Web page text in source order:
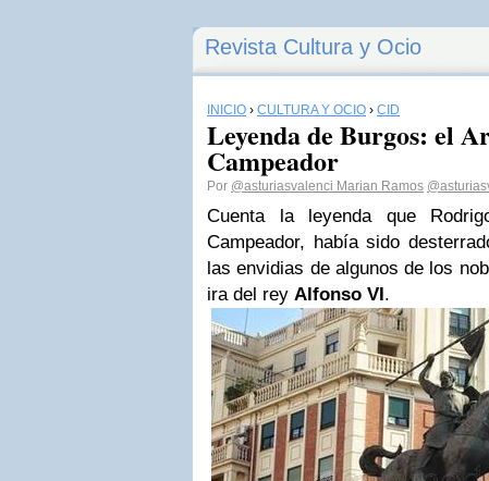
Revista Cultura y Ocio
INICIO › CULTURA Y OCIO › CID
Leyenda de Burgos: el
Campeador
Por @asturiasvalenci Marian Ramos
Cuenta la leyenda que
Campeador, había sido
las envidias de algunos de los
ira del rey Alfonso VI.